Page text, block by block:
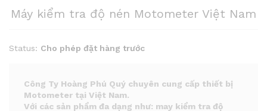
Máy kiểm tra độ nén Motometer Việt Nam
Status: Cho phép đặt hàng trước
Công Ty Hoàng Phú Quý chuyên cung cấp thiết bị
Motometer tại Việt Nam.
Với các sản phẩm đa dạng như: may kiểm tra độ